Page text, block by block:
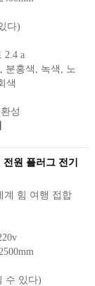
다)
2.4 a
분홍색, 녹색, 노
색
성
원 플러그 전기
계 힘 여행 접합
수 있다)